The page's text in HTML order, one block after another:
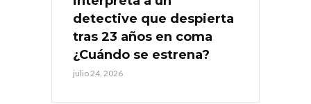
detective que despierta
tras 23 años en coma
¿Cuándo se estrena?
julio 24, 2026